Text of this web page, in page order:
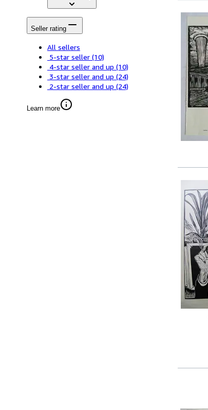
Seller rating
All sellers
5-star seller (10)
4-star seller and up (10)
3-star seller and up (24)
2-star seller and up (24)
Learn more